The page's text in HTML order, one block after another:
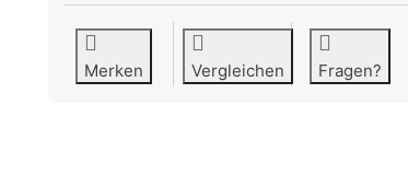
Merken Vergleichen Fragen?